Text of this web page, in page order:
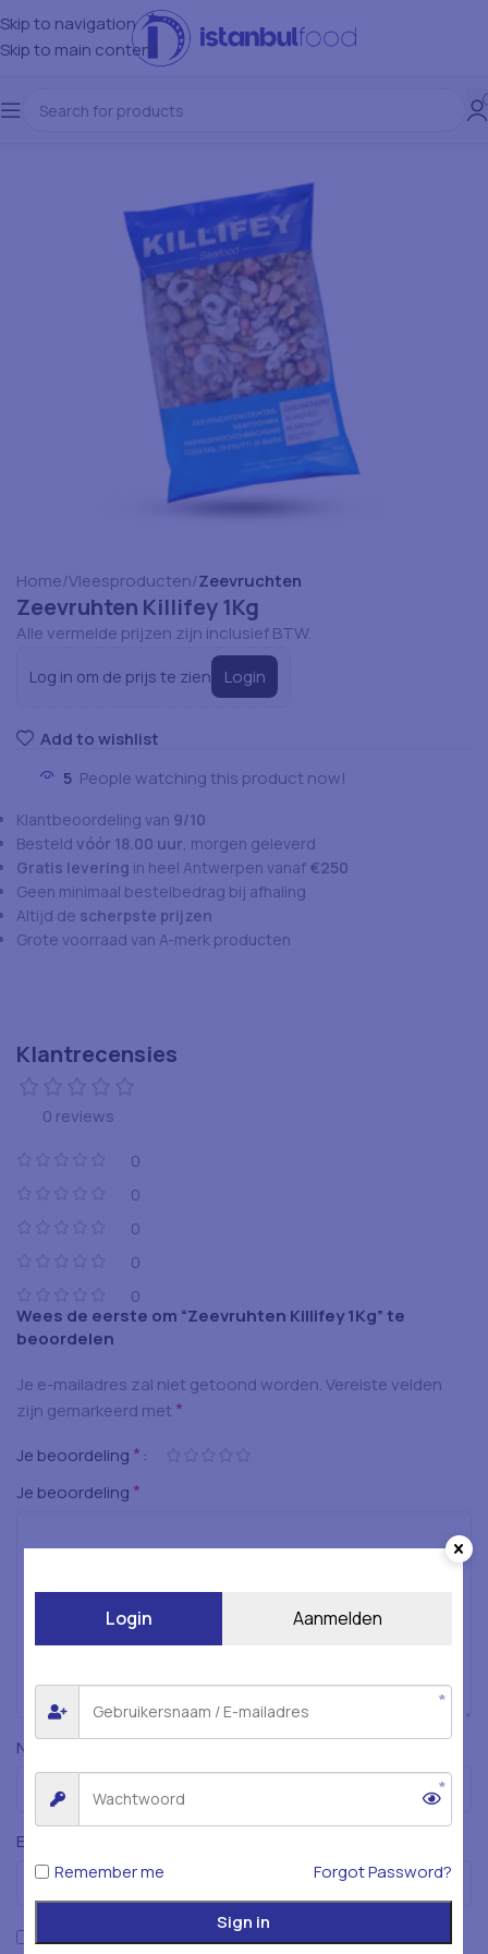
Skip to navigation
Skip to main content
Home Vleesproducten Zeevruchten
Zeevruhten Killifey 1Kg
Alle vermelde prijzen zijn inclusief BTW.
Log in om de prijs te zien Login
Add to wishlist
5 People watching this product now!
Klantbeoordeling van 9/10
Besteld vóór 18.00 uur, morgen geleverd
Gratis levering in heel Antwerpen vanaf €250
Geen minimaal bestelbedrag bij afhaling
Altijd de scherpste prijzen
Grote voorraad van A-merk producten
Klantrecensies
0 reviews
0
0
0
0
0
Wees de eerste om “Zeevruhten Killifey 1Kg” te
beoordelen
Je e-mailadres zal niet getoond worden.Vereiste velden
zijn gemarkeerd met *
Je beoordeling *
Je beoordeling *
Naam *
E-mail
Mijn naam, e-mailadres en website opslaan in deze
Login Aanmelden
Remember me Forgot Password?
Sign in